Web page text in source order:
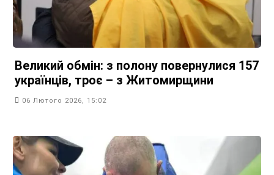
Великий обмін: з полону повернулися 157
українців, троє – з Житомирщини
06 Лютого 2026, 15:02